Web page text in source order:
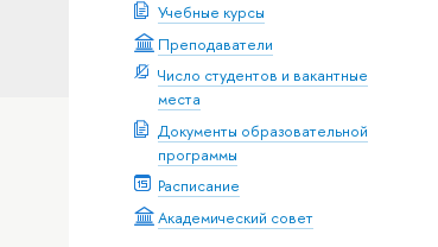
Учебные курсы
Преподаватели
Число студентов и вакантные
места
Документы образовательной
программы
Расписание
Академический совет